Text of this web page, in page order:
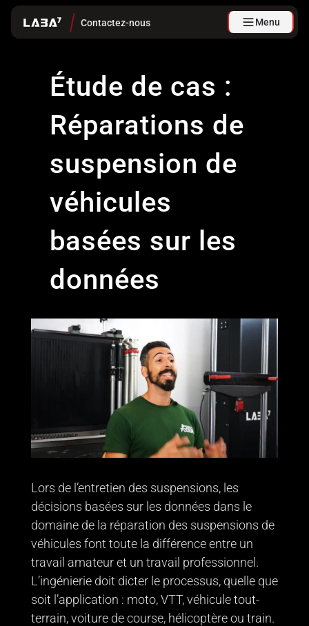
Contactez-nous Menu
Étude de cas :
Réparations de
suspension de
véhicules
basées sur les
données
Lors de l’entretien des suspensions, les
décisions basées sur les données dans le
domaine de la réparation des suspensions de
véhicules font toute la différence entre un
travail amateur et un travail professionnel.
L’ingénierie doit dicter le processus, quelle que
soit l’application : moto, VTT, véhicule tout-
terrain, voiture de course, hélicoptère ou train.